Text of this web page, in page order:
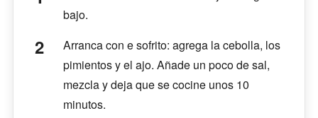
bajo.
Arranca con e sofrito: agrega la cebolla, los
pimientos y el ajo. Añade un poco de sal,
mezcla y deja que se cocine unos 10
minutos.